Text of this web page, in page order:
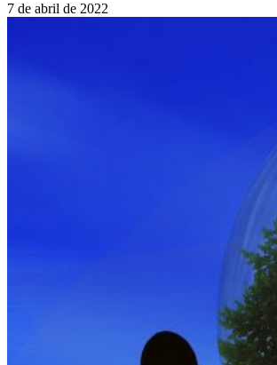
7 de abril de 2022